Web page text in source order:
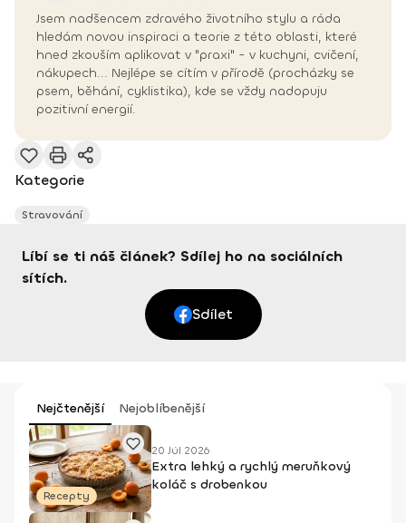
Jsem nadšencem zdravého životního stylu a ráda
hledám novou inspiraci a teorie z této oblasti, které
hned zkouším aplikovat v "praxi" - v kuchyni, cvičení,
nákupech... Nejlépe se cítím v přírodě (procházky se
psem, běhání, cyklistika), kde se vždy nadopuju
pozitivní energií.
Kategorie
Stravování
Líbí se ti náš článek? Sdílej ho na sociálních
sítích.
Sdílet
Nejčtenější Nejoblíbenější
Recepty
20 Júl 2026
Extra lehký a rychlý meruňkový
koláč s drobenkou